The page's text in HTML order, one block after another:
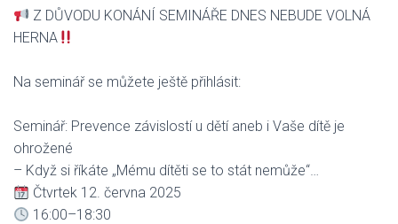
Z DŮVODU KONÁNÍ SEMINÁŘE DNES NEBUDE VOLNÁ
HERNA
Na seminář se můžete ještě přihlásit:
Seminář: Prevence závislostí u dětí aneb i Vaše dítě je
ohrožené
– Když si říkáte „Mému dítěti se to stát nemůže“…
Čtvrtek 12. června 2025
16:00–18:30